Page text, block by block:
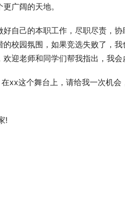
广阔的天地。
自己的本职工作，尽职尽责，
校园氛围，如果竞选失败了，
迎老师和同学们帮我指出，我会
xx这个舞台上，请给我一次机
!